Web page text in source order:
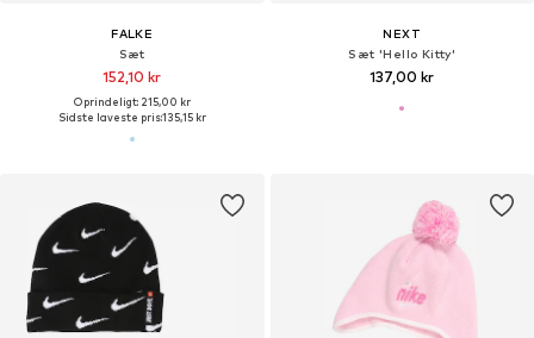
FALKE
Sæt
152,10 kr
Oprindeligt: 215,00 kr
Sidste laveste pris:135,15 kr
NEXT
Sæt 'Hello Kitty'
137,00 kr